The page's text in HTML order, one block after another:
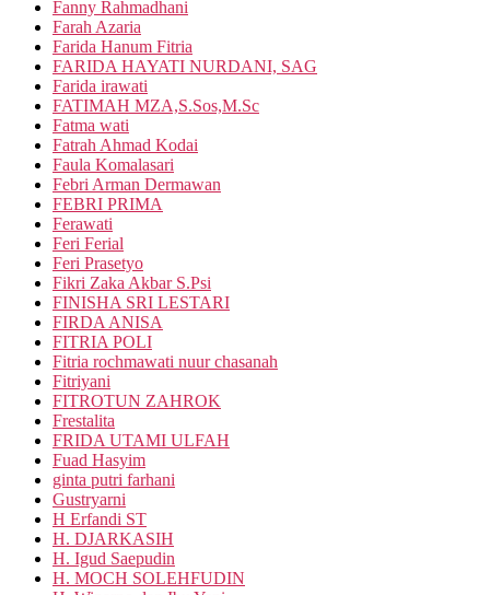
Fanny Rahmadhani
Farah Azaria
Farida Hanum Fitria
FARIDA HAYATI NURDANI, SAG
Farida irawati
FATIMAH MZA,S.Sos,M.Sc
Fatma wati
Fatrah Ahmad Kodai
Faula Komalasari
Febri Arman Dermawan
FEBRI PRIMA
Ferawati
Feri Ferial
Feri Prasetyo
Fikri Zaka Akbar S.Psi
FINISHA SRI LESTARI
FIRDA ANISA
FITRIA POLI
Fitria rochmawati nuur chasanah
Fitriyani
FITROTUN ZAHROK
Frestalita
FRIDA UTAMI ULFAH
Fuad Hasyim
ginta putri farhani
Gustryarni
H Erfandi ST
H. DJARKASIH
H. Igud Saepudin
H. MOCH SOLEHFUDIN